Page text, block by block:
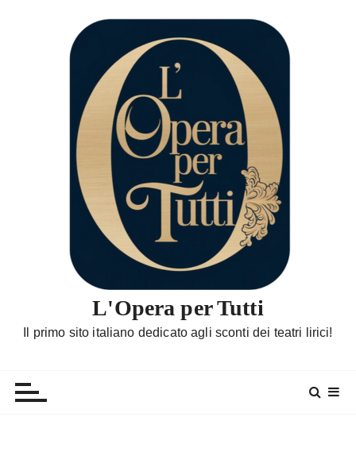
L'Opera per Tutti
Il primo sito italiano dedicato agli sconti dei teatri lirici!